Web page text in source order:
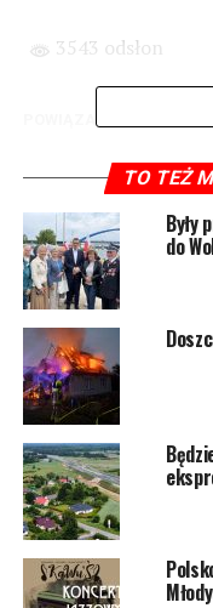
3543 odsłon
Wieża widokowa
NIE PRZEGAP
Pracownicy Wód
całej Polsce
TO TEŻ
Były
do